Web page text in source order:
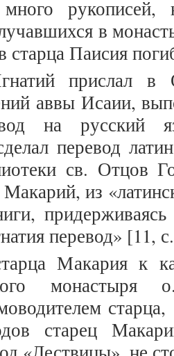
в
старца Паисия
прислал
аввы Исаии,
на русский
перевод
св. Отцов
из
перевод» [11,
Макария к
монастыря
старец